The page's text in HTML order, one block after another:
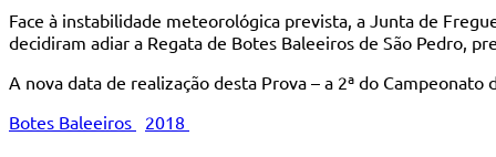
Face à instabilidade meteorológica prevista, a Junta de
decidiram adiar a Regata de Botes Baleeiros de São Pedro,
A nova data de realização desta Prova – a 2ª do
Botes Baleeiros
2018